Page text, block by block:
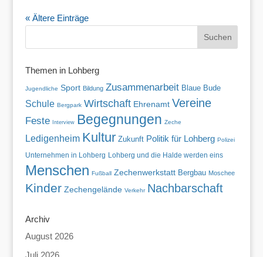
« Ältere Einträge
Themen in Lohberg
Jugendliche Sport Bildung Zusammenarbeit Blaue Bude
Schule Bergpark Wirtschaft Ehrenamt Vereine
Feste Interview Begegnungen Zeche
Ledigenheim Kultur Zukunft Politik für Lohberg Polizei
Unternehmen in Lohberg Lohberg und die Halde werden eins
Menschen Fußball Zechenwerkstatt Bergbau Moschee
Kinder Zechengelände Verkehr Nachbarschaft
Archiv
August 2026
Juli 2026